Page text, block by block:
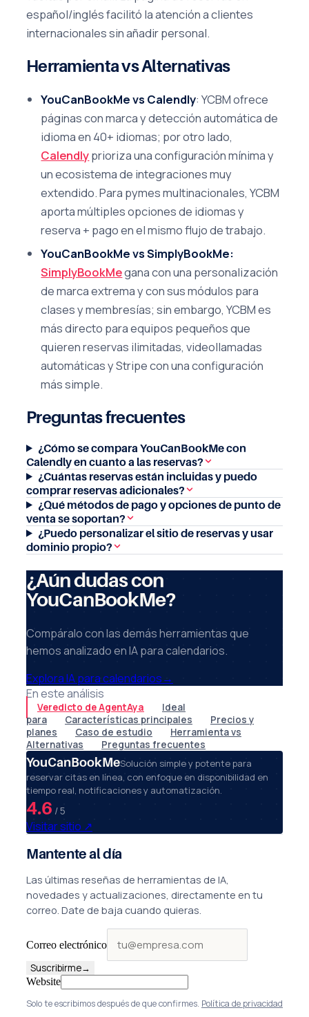
español/inglés facilitó la atención a clientes
internacionales sin añadir personal.
Herramienta vs Alternativas
YouCanBookMe vs Calendly: YCBM ofrece
páginas con marca y detección automática de
idioma en 40+ idiomas; por otro lado,
Calendlyprioriza una configuración mínima y
un ecosistema de integraciones muy
extendido. Para pymes multinacionales, YCBM
aporta múltiples opciones de idiomas y
reserva + pago en el mismo flujo de trabajo.
YouCanBookMe vs SimplyBookMe:
SimplyBookMegana con una personalización
de marca extrema y con sus módulos para
clases y membresías; sin embargo, YCBM es
más directo para equipos pequeños que
quieren reservas ilimitadas, videollamadas
automáticas y Stripe con una configuración
más simple.
Preguntas frecuentes
¿Cómo se compara YouCanBookMe con
Calendly en cuanto a las reservas?
¿Cuántas reservas están incluidas y puedo
comprar reservas adicionales?
¿Qué métodos de pago y opciones de punto de
venta se soportan?
¿Puedo personalizar el sitio de reservas y usar
dominio propio?
¿Aún dudas con
YouCanBookMe?
Compáralo con las demás herramientas que
hemos analizado en IA para calendarios.
Explora IA para calendarios→
En este análisis
Veredicto de AgentAya
Ideal
para
Características principales
Precios y
planes
Caso de estudio
Herramienta vs
Alternativas
Preguntas frecuentes
YouCanBookMeSolución simple y potente para
reservar citas en línea, con enfoque en disponibilidad en
tiempo real, notificaciones y automatización.
4.6 / 5
Visitar sitio ↗
Mantente al día
Las últimas reseñas de herramientas de IA,
novedades y actualizaciones, directamente en tu
correo. Date de baja cuando quieras.
Correo electrónico
Suscribirme→
Website
Solo te escribimos después de que confirmes. Política de privacidad